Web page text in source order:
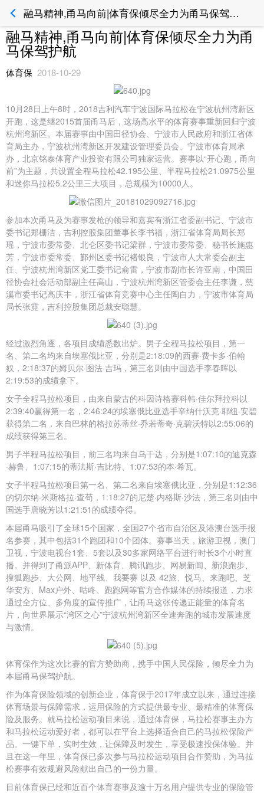
融马精神,甬马向前|体育保倾尽全力为甬马保驾护航_体育保运动风险管理平台
融马精神,甬马向前|体育保倾尽全力为甬
马保驾护航
体育保 2018-10-29
10月28日上午8时，2018吉利汽车宁波国际马拉松在宁波杭州湾新区
开跑，这是继2015首届甬马后，这场高水平的体育赛事重新回归宁波
杭州湾新区。本届赛事由中国田径协会、宁波市人民政府和浙江省体
育局主办，宁波杭州湾新区开发建设管理委员会、宁波市体育局承
办，北京铭泰体育产业投资有限公司独家运营。赛事以“开心跑，甬向
前”为主题，共设置全程马拉松42.195公里、半程马拉松21.0975公里
和迷你马拉松5.2公里三大项目，总规模为10000人。
参加本次甬马及为赛事发枪的领导和嘉宾有浙江省委副书记、宁波市
委书记郑栅洁，吉利控股集团董事长李书福，浙江省体育局局长郑
瑶，宁波市委常委、北仑区委书记梁群，宁波市委常委、秘书长施惠
芳，宁波市委常委、鄞州区委书记褚银良，宁波市人大常委会副主
任、宁波杭州湾新区党工委书记俞雷，宁波市副市长许亚南，中国田
径协会社会活动部副主任高山，宁波杭州湾新区管委会主任李谦，慈
溪市委书记高庆丰，浙江省体育竞赛中心主任陶自力，宁波市体育局
局长张霓，吉利控股集团总裁安聪慧。
经过激烈角逐，各项目成绩悉数出炉。男子全程马拉松项目，第一
名、第二名均来自埃塞俄比亚，分别是2:18:09的西赛·费卡多·伯翰
奴，2:18:37的姆贝尔·图法·吉玛，第三名则由中国选手李春晖以
2:19:53的成绩拿下。
女子全程马拉松项目，由来自蒙古的科因诗格赛科韩·佳尔拜拉科以
2:39:40赢得第一名，2:46:24的埃塞俄比亚选手辛纳什沃克·耶纽·安碧
获得第二名，来自巴林的格拉苏蒂丝·乔若蒂奇·克碧沃特以2:55:06的
成绩获得第三名。
男子半程马拉松项目，前三名均来自乌干达，分别是1:07:10的迪克森
·赫鲁、1:07:15的蒂法斯·吉比特、1:07:53的本·希瓦。
女子半程马拉松项目第一名、第二名来自埃塞俄比亚，分别是1:12:36
的切尔纳·米斯格拉·查苟，1:18:27的尼楚·内格斯·沙法，第三名则由中
国选手唐晓芳以1:21:51的成绩夺得。
本届甬马吸引了全球15个国家，全国27个省市自治区及港澳台选手报
名参赛，其中包括31个跑团和10个团体。赛事当天，旅游卫视，澳门
卫视，宁波电视台1套、5套以及30多家网络平台进行时长3个小时直
播。并得到了甬派APP、新体育、腾讯跑步、网易新闻、新浪跑步、
搜狐跑步、大公网、地平线、我要赛 以及 42旅、悦马、来跑吧、芝
华安方、Max户外、咕咚、跑跑网等官方合作媒体的持续报道，力求
通过全方位、多角度的宣传推广，让甬马这张传递正能量的体育名
片，向世界展示“湾区之心”宁波杭州湾新区全速奔跑的城市发展速度
与激情。
体育保作为这次比赛的官方赞助商，携手中国人民保险，倾尽全力为
本届甬马保驾护航。
作为体育保险领域的创新企业，体育保于2017年成立以来，通过连接
体育场景与保障需求，运用保险的方式提供最专业、最精准的体育保
险及服务。就马拉松运动项目来说，通过体育保，马拉松赛事主办方
和马拉松运动爱好者，都可以在平台上选择适合自己的马拉松保险产
品。一键下单，实时生效，让保障及时发生，享受极速投保体验。并
且在这一年里，体育保已多次参与马拉松运动项目合作赞助，为马拉
松赛事有效规避风险献出自己的一份力量。
目前体育保已经和近百个体育赛事及逾十万名用户提供专业的保险管